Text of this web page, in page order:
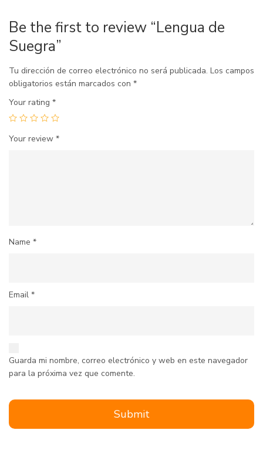
Be the first to review “Lengua de
Suegra”
Tu dirección de correo electrónico no será publicada. Los campos
obligatorios están marcados con *
Your rating *
Your review *
Name *
Email *
Guarda mi nombre, correo electrónico y web en este navegador
para la próxima vez que comente.